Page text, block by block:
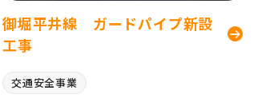
御堀平井線 ガードパイプ新設
工事
交通安全事業